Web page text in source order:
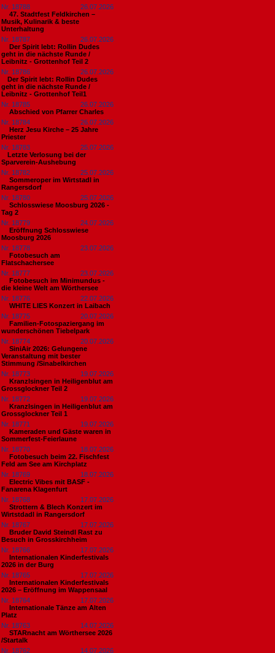
Nr. 18788
26.07.2026
47. Stadtfest Feldkirchen –
Musik, Kulinarik & beste
Unterhaltung
Nr. 18787
26.07.2026
Der Spirit lebt: Rollin Dudes
geht in die nächste Runde /
Leibnitz - Grottenhof Teil 2
Nr. 18786
26.07.2026
​Der Spirit lebt: Rollin Dudes
geht in die nächste Runde /
Leibnitz - Grottenhof Teil1
Nr. 18785
26.07.2026
Abschied von Pfarrer Charles
Nr. 18784
26.07.2026
Herz Jesu Kirche – 25 Jahre
Priester
Nr. 18783
25.07.2026
​Letzte Verlosung bei der
Sparverein-Aushebung
Nr. 18782
25.07.2026
Sommeroper im Wirtstadl in
Rangersdorf
Nr. 18780
25.07.2026
Schlosswiese Moosburg 2026 -
Tag 2
Nr. 18779
24.07.2026
Eröffnung Schlosswiese
Moosburg 2026
Nr. 18778
23.07.2026
Fotobesuch am
Flatschachersee
Nr. 18777
23.07.2026
Fotobesuch im Minimundus -
die kleine Welt am Wörthersee
Nr. 18776
22.07.2026
WHITE LIES Konzert in Laibach
Nr. 18775
20.07.2026
Familien-Fotospaziergang im
wunderschönen Tiebelpark
Nr. 18774
20.07.2026
SiniAir 2026: Gelungene
Veranstaltung mit bester
Stimmung /Sinabelkirchen
Nr. 18773
19.07.2026
Kranzlsingen in Heiligenblut am
Grossglockner Teil 2
Nr. 18772
19.07.2026
Kranzlsingen in Heiligenblut am
Grossglockner Teil 1
Nr. 18771
19.07.2026
Kameraden und Gäste waren in
Sommerfest-Feierlaune
Nr. 18770
18.07.2026
Fotobesuch beim 22. Fischfest
Feld am See am Kirchplatz
Nr. 18769
18.07.2026
Electric Vibes mit BASF -
Fanarena Klagenfurt
Nr. 18768
17.07.2026
Strottern & Blech Konzert im
Wirtstdadl in Rangersdorf
Nr. 18767
17.07.2026
Bruder David Steindl Rast zu
Besuch in Grosskirchheim
Nr. 18766
17.07.2026
Internationalen Kinderfestivals
2026 in der Burg
Nr. 18765
17.07.2026
Internationalen Kinderfestivals
2026 – Eröffnung im Wappensaal
Nr. 18764
17.07.2026
Internationale Tänze am Alten
Platz
Nr. 18763
14.07.2026
STARnacht am Wörthersee 2026
/Startalk
Nr. 18762
14.07.2026